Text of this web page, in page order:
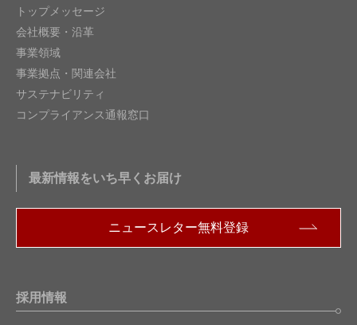
トップメッセージ
会社概要・沿革
事業領域
事業拠点・関連会社
サステナビリティ
コンプライアンス通報窓口
最新情報をいち早くお届け
ニュースレター無料登録
採用情報